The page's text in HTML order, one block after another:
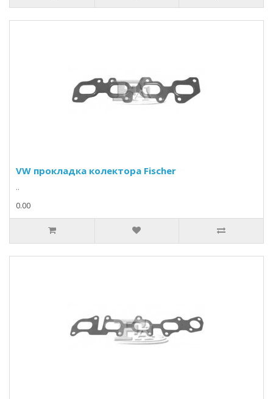
VW прокладка колектора Fischer
..
0.00